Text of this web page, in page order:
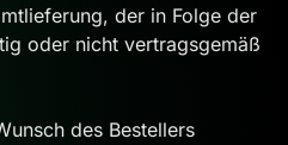
der in Folge der
oder nicht vertragsgemäß
des Bestellers